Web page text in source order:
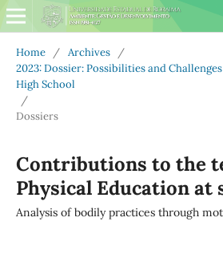
Home / Archives
/
2023: Dossier: Possibilities and
High School
/
Dossiers
Contributions to the
Physical Education at
Analysis of bodily practices through